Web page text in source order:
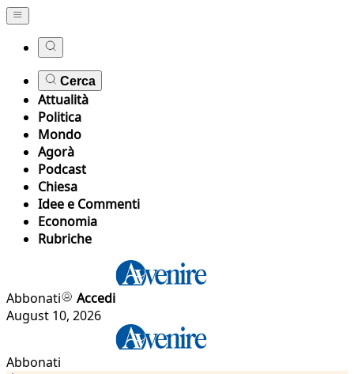
Cerca
Attualità
Politica
Mondo
Agorà
Podcast
Chiesa
Idee e Commenti
Economia
Rubriche
Abbonati
Accedi
August 10, 2026
Abbonati